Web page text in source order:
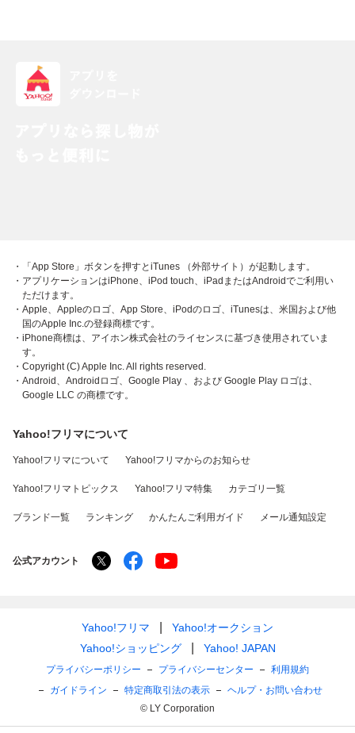
・「App Store」ボタンを押すとiTunes （外部サイト）が起動します。
・アプリケーションはiPhone、iPod touch、iPadまたはAndroidでご利用い
ただけます。
・Apple、Appleのロゴ、App Store、iPodのロゴ、iTunesは、米国および他
国のApple Inc.の登録商標です。
・iPhone商標は、アイホン株式会社のライセンスに基づき使用されていま
す。
・Copyright (C) Apple Inc. All rights reserved.
・Android、Androidロゴ、Google Play 、および Google Play ロゴは、
Google LLC の商標です。
Yahoo!フリマについて
Yahoo!フリマについて Yahoo!フリマからのお知らせ
Yahoo!フリマトピックス Yahoo!フリマ特集 カテゴリ一覧
ブランド一覧 ランキング かんたんご利用ガイド メール通知設定
公式アカウント
Yahoo!フリマ
Yahoo!オークション
Yahoo!ショッピング
Yahoo! JAPAN
プライバシーポリシー プライバシーセンター
利用規約
ガイドライン
特定商取引法の表示
ヘルプ・お問い合わせ
© LY Corporation